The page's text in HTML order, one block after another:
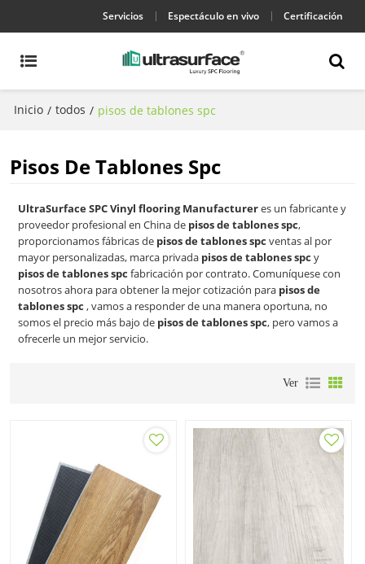
Servicios Espectáculo en vivo Certificación
Inicio / todos / pisos de tablones spc
Pisos De Tablones Spc
UltraSurface SPC Vinyl flooring Manufactureres un fabricante y
proveedor profesional en China de pisos de tablones spc,
proporcionamos fábricas de pisos de tablones spc ventas al por
mayor personalizadas, marca privada pisos de tablones spc y
pisos de tablones spc fabricación por contrato. Comuníquese con
nosotros ahora para obtener la mejor cotización para pisos de
tablones spc , vamos a responder de una manera oportuna, no
somos el precio más bajo de pisos de tablones spc, pero vamos a
ofrecerle un mejor servicio.
Ver